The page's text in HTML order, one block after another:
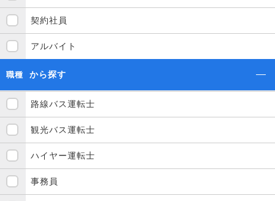
契約社員
アルバイト
職種 から探す
路線バス運転士
観光バス運転士
ハイヤー運転士
事務員